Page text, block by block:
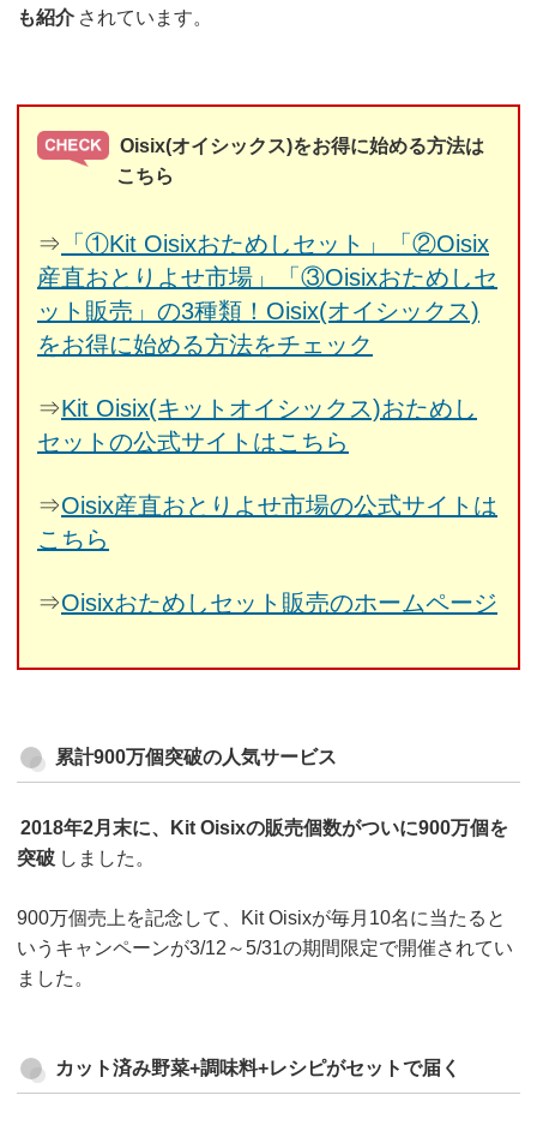
も紹介 されています。
Oisix(オイシックス)をお得に始める方法は
こちら
⇒ 「①Kit Oisixおためしセット」「②Oisix
産直おとりよせ市場」「③Oisixおためしセ
ット販売」の3種類！Oisix(オイシックス)
をお得に始める方法をチェック
⇒Kit Oisix(キットオイシックス)おためし
セットの公式サイトはこちら
⇒Oisix産直おとりよせ市場の公式サイトは
こちら
⇒Oisixおためしセット販売のホームページ
累計900万個突破の人気サービス
2018年2月末に、Kit Oisixの販売個数がついに900万個を
突破 しました。
900万個売上を記念して、Kit Oisixが毎月10名に当たると
いうキャンペーンが3/12～5/31の期間限定で開催されてい
ました。
カット済み野菜+調味料+レシピがセットで届く